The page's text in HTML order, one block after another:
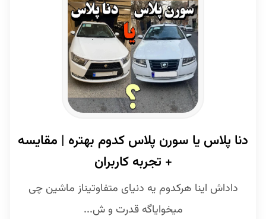
دنا پلاس یا سورن پلاس کدوم بهتره | مقایسه
+ تجربه کاربران
داداش اینا هرکدوم یه دنیای متفاوتیناز ماشین چی
میخوایاگه قدرت و ش...